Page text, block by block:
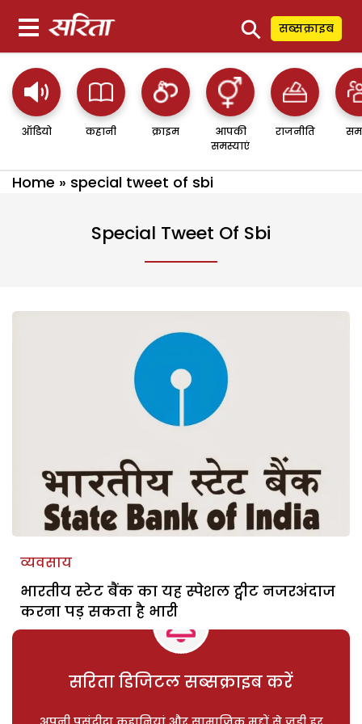
⚲ सब्सक्राइब
ऑडियो कहानी क्राइम
आपकी
समस्याएं
राजनीति
Home » special tweet of sbi
Special Tweet Of Sbi
व्यवसाय
भारतीय स्टेट बैंक का यह स्पेशल ट्वीट नजरअंदाज
करना पड़ सकता है भारी
सरिता डिजिटल सब्सक्राइब करें